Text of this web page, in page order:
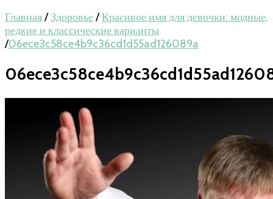
Главная/ Здоровье/Красивое имя для девочки: модные,
редкие и классические варианты
/06ece3c58ce4b9c36cd1d55ad126089a